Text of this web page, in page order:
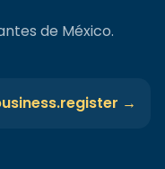
de México.
→